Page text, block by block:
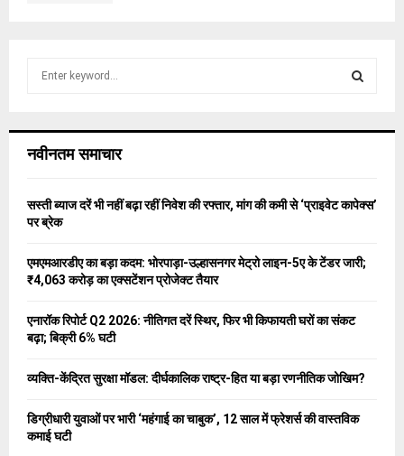
h
o
r
C
नवीनतम समाचार
सस्ती ब्याज दरें भी नहीं बढ़ा रहीं निवेश की रफ्तार, मांग की कमी से ‘प्राइवेट कापेक्स’
पर ब्रेक
एमएमआरडीए का बड़ा कदम: भोरपाड़ा-उल्हासनगर मेट्रो लाइन-5ए के टेंडर जारी;
₹4,063 करोड़ का एक्सटेंशन प्रोजेक्ट तैयार
एनारॉक रिपोर्ट Q2 2026: नीतिगत दरें स्थिर, फिर भी किफायती घरों का संकट
बढ़ा; बिक्री 6% घटी
व्यक्ति-केंद्रित सुरक्षा मॉडल: दीर्घकालिक राष्ट्र-हित या बड़ा रणनीतिक जोखिम?
डिग्रीधारी युवाओं पर भारी ‘महंगाई का चाबुक’, 12 साल में फ्रेशर्स की वास्तविक
कमाई घटी